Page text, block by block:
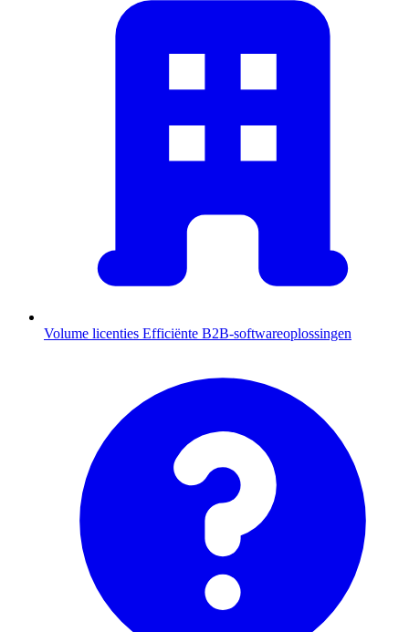
Volume licenties Efficiënte B2B-softwareoplossingen